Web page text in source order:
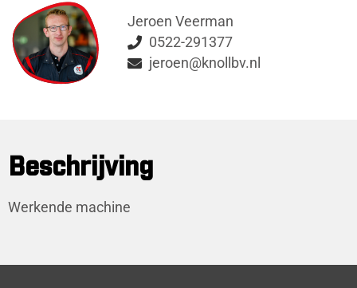
Jeroen Veerman
0522-291377
jeroen@knollbv.nl
Beschrijving
Werkende machine